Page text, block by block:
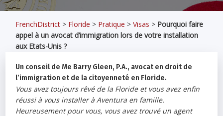
FrenchDistrict > Floride > Pratique >Visas > Pourquoi faire
appel à un avocat d’immigration lors de votre installation
aux Etats-Unis ?
Un conseil de Me Barry Gleen, P.A., avocat en droit de
l’immigration et de la citoyenneté en Floride.
Vous avez toujours rêvé de la Floride et vous avez enfin
réussi à vous installer à Aventura en famille.
Heureusement pour vous, vous avez trouvé un agent